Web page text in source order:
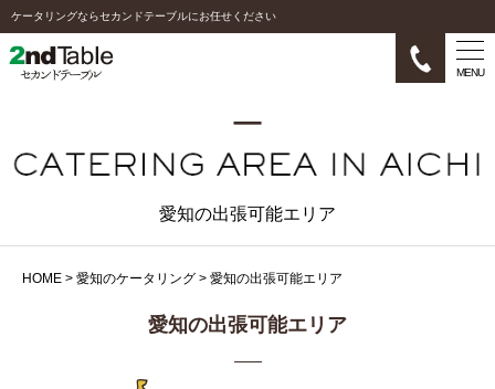
ケータリングならセカンドテーブルにお任せください
MENU
愛知の出張可能エリア
HOME > 愛知のケータリング > 愛知の出張可能エリア
愛知の出張可能エリア